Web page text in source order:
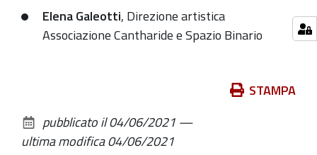
Elena Galeotti, Direzione artistica
Associazione Cantharide e Spazio Binario
documento
STAMPA
pubblicato il04/06/2021 —
ultima modifica04/06/2021